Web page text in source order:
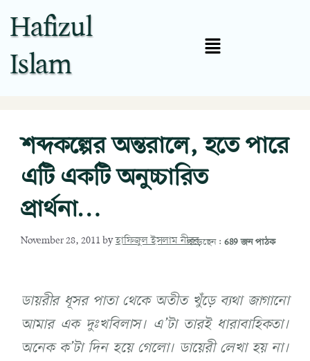
Hafizul
Islam
শব্দকল্পের অন্তরালে, হতে পারে
এটি একটি অনুচ্চারিত
প্রার্থনা…
November 28, 2011 byহাফিজুল ইসলাম নীরবপড়েছেন: 689 জন পাঠক
ডায়রীর ধূসর পাতা থেকে অতীত খুঁড়ে ব্যথা জাগানো
আমার এক দুঃখবিলাস। এ’টা তারই ধারাবাহিকতা।
অনেক ক’টা দিন হয়ে গেলো। ডায়েরী লেখা হয় না।